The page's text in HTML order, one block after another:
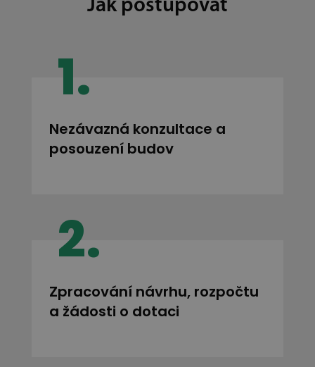
Jak postupovat
1.
Nezávazná konzultace a
posouzení budov
2.
Zpracování návrhu, rozpočtu
a žádosti o dotaci